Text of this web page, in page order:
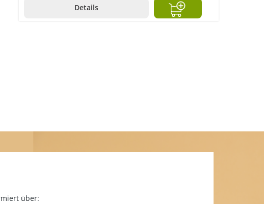
Details
über: